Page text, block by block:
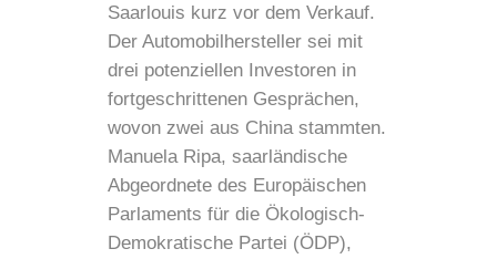
Saarlouis kurz vor dem Verkauf.
Der Automobilhersteller sei mit
drei potenziellen Investoren in
fortgeschrittenen Gesprächen,
wovon zwei aus China stammten.
Manuela Ripa, saarländische
Abgeordnete des Europäischen
Parlaments für die Ökologisch-
Demokratische Partei (ÖDP),